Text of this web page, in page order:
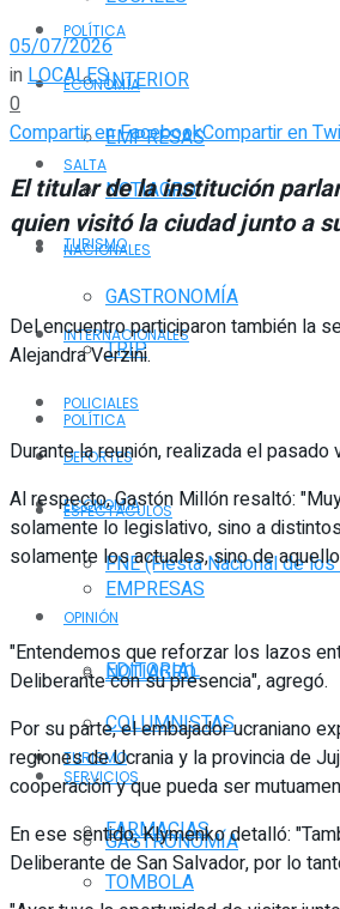
POLÍTICA
ECONOMÍA
EMPRESAS
NOTIAGRO
TURISMO
GASTRONOMÍA
TRIP
POLICIALES
DEPORTES
ESPECTÁCULOS
FNE (Fiesta Nacional de
OPINIÓN
EDITORIAL
COLUMNISTAS
SERVICIOS
FARMACIAS
TOMBOLA
INTERIOR
SALTA
NACIONALES
INTERNACIONALES
POLÍTICA
ECONOMÍA
EMPRESAS
NOTIAGRO
TURISMO
GASTRONOMÍA
05/07/2026
inLOCALES
0
Compartir en FacebookCompartir en
El titular de la institución
quien visitó la ciudad junto a
Del encuentro participaron también la
Alejandra Verzini.
Durante la reunión, realizada el
Al respecto, Gastón Millón resaltó:
solamente lo legislativo, sino a
solamente los actuales, sino de
"Entendemos que reforzar los lazos
Deliberante con su presencia", agregó.
Por su parte, el embajador ucraniano
regiones de Ucrania y la provincia de
cooperación y que pueda ser
En ese sentido, Klymenko detalló:
Deliberante de San Salvador, por lo